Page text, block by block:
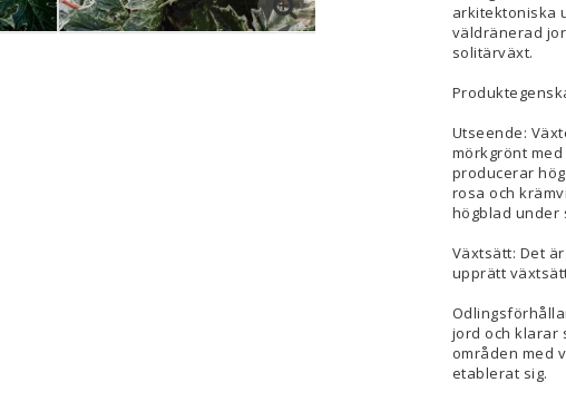
arkitektoniska
väldränerad
solitärväxt.
Utseende:
mörkgrönt
producerar
rosa och
högblad under
Växtsätt: Det
upprätt
jord och klarar
områden med
etablerat sig.